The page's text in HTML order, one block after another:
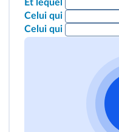
Et lequel
Celui qui
Celui qui